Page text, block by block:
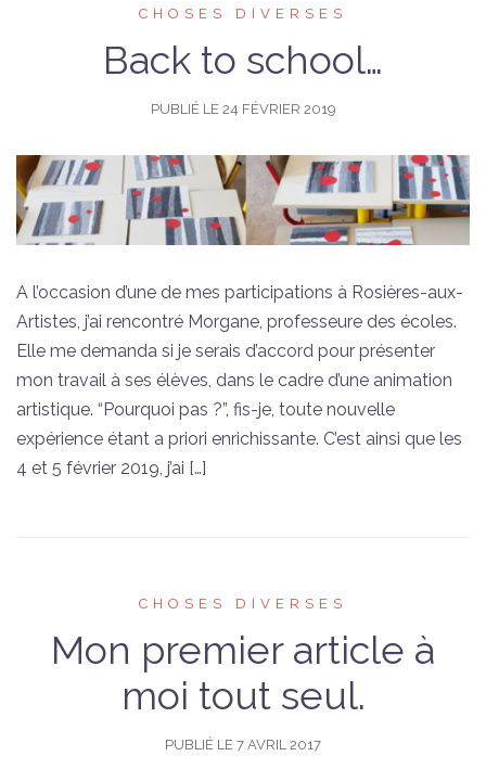
CHOSES DIVERSES
Back to school…
PUBLIÉ LE 24 FÉVRIER 2019
A l’occasion d’une de mes participations à Rosières-aux-
Artistes, j’ai rencontré Morgane, professeure des écoles.
Elle me demanda si je serais d’accord pour présenter
mon travail à ses élèves, dans le cadre d’une animation
artistique. “Pourquoi pas ?”, fis-je, toute nouvelle
expérience étant a priori enrichissante. C’est ainsi que les
4 et 5 février 2019, j’ai […]
CHOSES DIVERSES
Mon premier article à
moi tout seul.
PUBLIÉ LE 7 AVRIL 2017